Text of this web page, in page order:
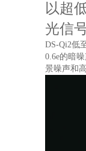
以超
光信
DS-Qi2低
0.6e的暗
景噪声和